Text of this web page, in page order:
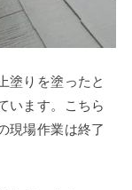
塗りを塗ったと
います。こちら
現場作業は終了